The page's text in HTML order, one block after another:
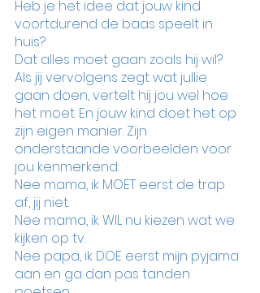
Heb je het idee dat jouw kind
voortdurend de baas speelt in
huis?
Dat alles moet gaan zoals hij wil?
Als jij vervolgens zegt wat jullie
gaan doen, vertelt hij jou wel hoe
het moet. En jouw kind doet het op
zijn eigen manier. Zijn
onderstaande voorbeelden voor
jou kenmerkend:
Nee mama, ik MOET eerst de trap
af, jij niet.
Nee mama, ik WIL nu kiezen wat we
kijken op tv.
Nee papa, ik DOE eerst mijn pyjama
aan en ga dan pas tanden